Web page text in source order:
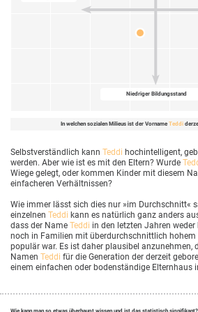
Niedriger Bildungsstand
In welchen sozialen Milieus ist der Vorname Teddi
Selbstverständlich kann Teddi hochintelligent,
werden. Aber wie ist es mit den Eltern? Wurde
Wiege gelegt, oder kommen Kinder mit diesem
einfacheren Verhältnissen?
Wie immer lässt sich dies nur »im Durchschnitt«
einzelnen Teddi kann es natürlich ganz anders
dass der Name Teddi in den letzten Jahren
noch in Familien mit überdurchschnittlich hohem
populär war. Es ist daher plausibel anzunehmen,
Namen Teddi für die Generation der derzeit
einem einfachen oder bodenständige Elternhaus